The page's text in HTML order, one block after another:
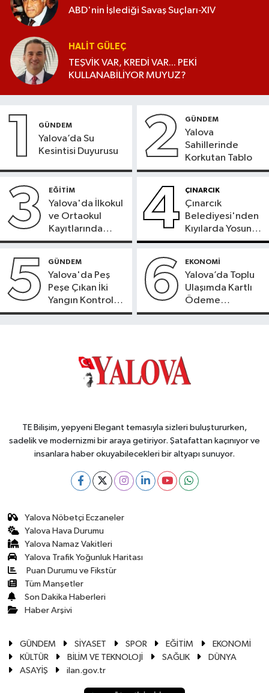
ABD'nin İşlediği Savaş Suçları-XIV
HALIT GÜLEÇ
TEŞVİK VAR, KREDİ VAR... PEKİ
KULLANABİLİYOR MUYUZ?
1 GÜNDEM
Yalova’da Su
Kesintisi Duyurusu
2 GÜNDEM
Yalova
Sahillerinde
Korkutan Tablo
3 EĞİTİM
Yalova'da İlkokul
ve Ortaokul
Kayıtlarında
Adres
Süreci Başladı
4 ÇINARCIK
Çınarcık
Belediyesi'nden
Kıyılarda Yosun
Temizliği
5 GÜNDEM
Yalova'da Peş
Peşe Çıkan İki
Yangın Kontrol
Altına Alındı
6 EKONOMİ
Yalova’da Toplu
Ulaşımda Kartlı
Ödeme
Beklentisi
TE Bilişim, yepyeni Elegant temasıyla sizleri buluştururken,
sadelik ve modernizmi bir araya getiriyor. Şatafattan kaçınıyor ve
insanlara haber okuyabilecekleri bir altyapı sunuyor.
Yalova Nöbetçi Eczaneler
Yalova Hava Durumu
Yalova Namaz Vakitleri
Yalova Trafik Yoğunluk Haritası
Puan Durumu ve Fikstür
Tüm Manşetler
Son Dakika Haberleri
Haber Arşivi
GÜNDEM SİYASET SPOR EĞİTİM
EKONOMİ
KÜLTÜR
BİLİM VE TEKNOLOJİ SAĞLIK
DÜNYA
ASAYİŞ
ilan.gov.tr